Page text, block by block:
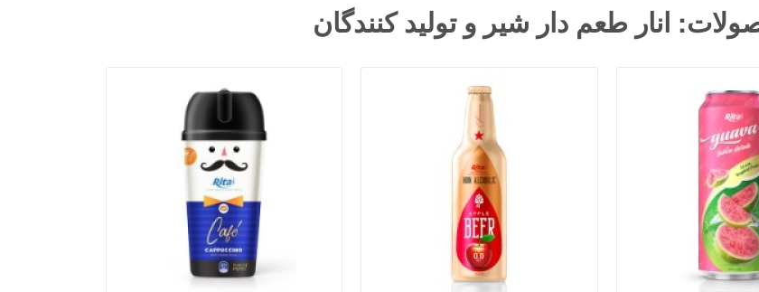
انار طعم دار شیر و تولید کنندگان